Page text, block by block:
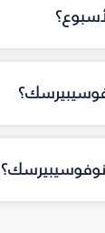
نوفوسيبيرسك؟